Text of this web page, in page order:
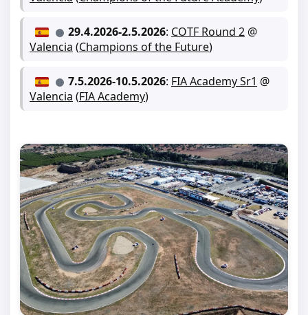
29.4.2026-2.5.2026: COTF Round 2 @
Valencia (Champions of the Future)
7.5.2026-10.5.2026: FIA Academy Sr1 @
Valencia (FIA Academy)